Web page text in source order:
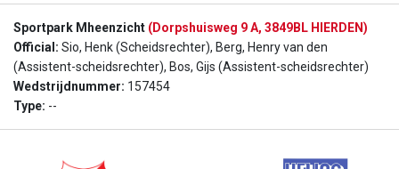
Sportpark Mheenzicht (Dorpshuisweg 9 A, 3849BL HIERDEN)
Official: Sio, Henk (Scheidsrechter), Berg, Henry van den
(Assistent-scheidsrechter), Bos, Gijs (Assistent-scheidsrechter)
Wedstrijdnummer: 157454
Type: --